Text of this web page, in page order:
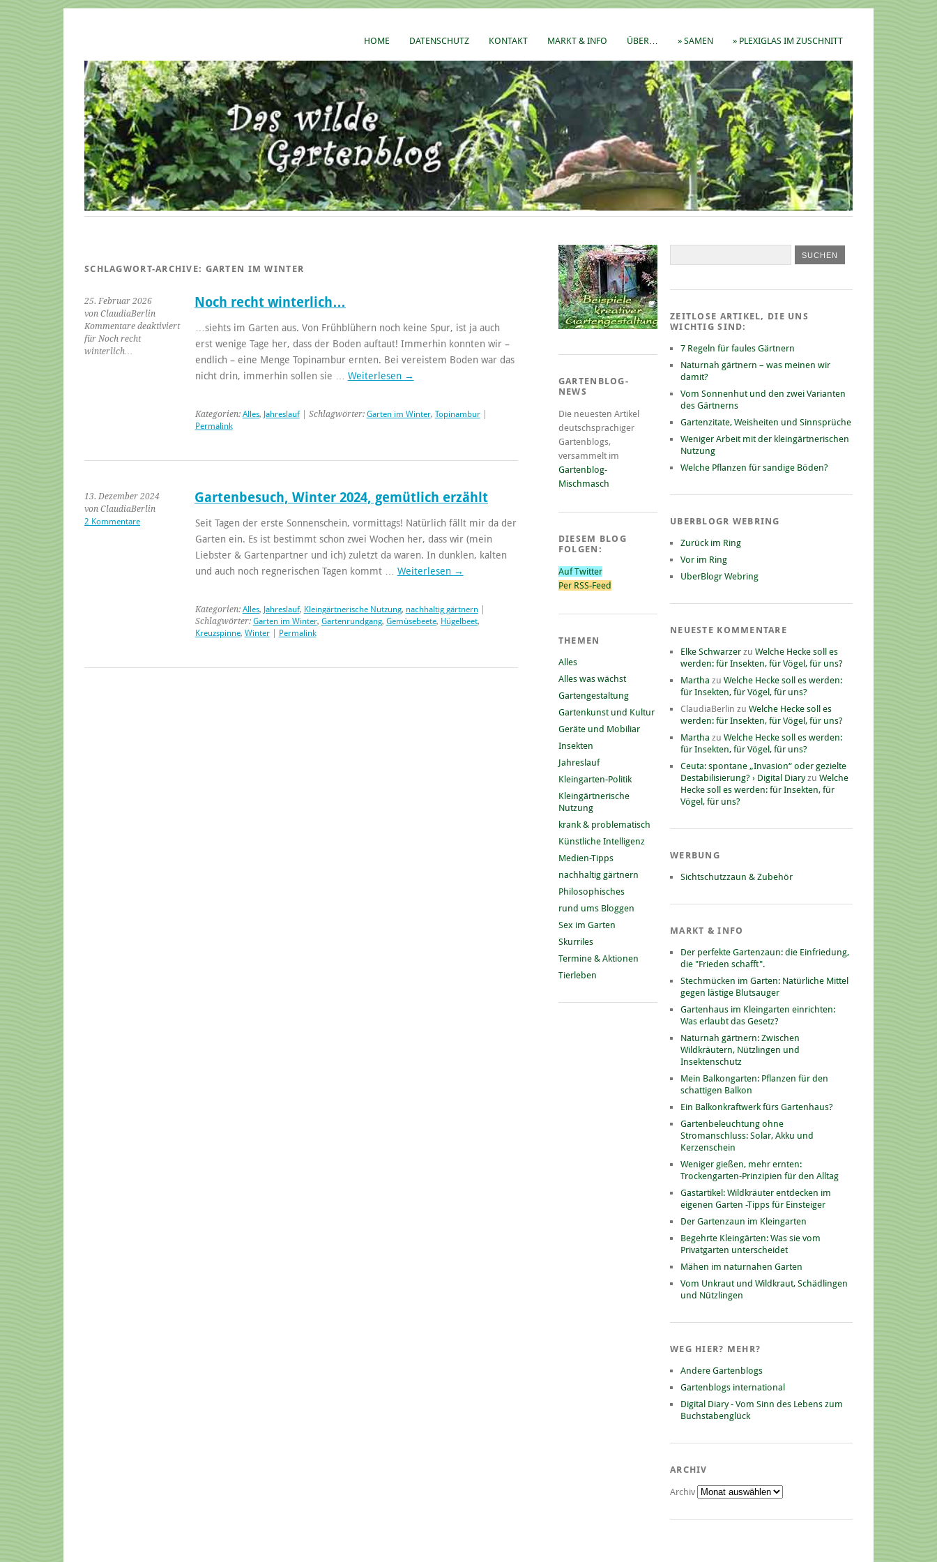
HOME DATENSCHUTZ KONTAKT MARKT & INFO ÜBER… » SAMEN » PLEXIGLAS IM ZUSCHNITT
SCHLAGWORT-ARCHIVE: GARTEN IM WINTER
25. Februar 2026
von ClaudiaBerlin
Kommentare deaktiviert
für Noch recht
winterlich…
Noch recht winterlich…
…siehts im Garten aus. Von Frühblühern noch keine Spur, ist ja auch
erst wenige Tage her, dass der Boden auftaut! Immerhin konnten wir –
endlich – eine Menge Topinambur ernten. Bei vereistem Boden war das
nicht drin, immerhin sollen sie … Weiterlesen →
Kategorien: Alles, Jahreslauf| Schlagwörter: Garten im Winter, Topinambur|
Permalink
13. Dezember 2024
von ClaudiaBerlin
2 Kommentare
Gartenbesuch, Winter 2024, gemütlich erzählt
Seit Tagen der erste Sonnenschein, vormittags! Natürlich fällt mir da der
Garten ein. Es ist bestimmt schon zwei Wochen her, dass wir (mein
Liebster & Gartenpartner und ich) zuletzt da waren. In dunklen, kalten
und auch noch regnerischen Tagen kommt … Weiterlesen →
Kategorien: Alles, Jahreslauf, Kleingärtnerische Nutzung, nachhaltig gärtnern|
Schlagwörter: Garten im Winter, Gartenrundgang, Gemüsebeete, Hügelbeet,
Kreuzspinne, Winter| Permalink
GARTENBLOG-
NEWS
Die neuesten Artikel
deutschsprachiger
Gartenblogs,
versammelt im
Gartenblog-
Mischmasch
DIESEM BLOG
FOLGEN:
Auf Twitter
Per RSS-Feed
THEMEN
Alles
Alles was wächst
Gartengestaltung
Gartenkunst und Kultur
Geräte und Mobiliar
Insekten
Jahreslauf
Kleingarten-Politik
Kleingärtnerische
Nutzung
krank & problematisch
Künstliche Intelligenz
Medien-Tipps
nachhaltig gärtnern
Philosophisches
rund ums Bloggen
Sex im Garten
Skurriles
Termine & Aktionen
Tierleben
ZEITLOSE ARTIKEL, DIE UNS
WICHTIG SIND:
7 Regeln für faules Gärtnern
Naturnah gärtnern – was meinen wir
damit?
Vom Sonnenhut und den zwei Varianten
des Gärtnerns
Gartenzitate, Weisheiten und Sinnsprüche
Weniger Arbeit mit der kleingärtnerischen
Nutzung
Welche Pflanzen für sandige Böden?
UBERBLOGR WEBRING
Zurück im Ring
Vor im Ring
UberBlogr Webring
NEUESTE KOMMENTARE
Elke Schwarzer zu Welche Hecke soll es
werden: für Insekten, für Vögel, für uns?
Martha zu Welche Hecke soll es werden:
für Insekten, für Vögel, für uns?
ClaudiaBerlin zu Welche Hecke soll es
werden: für Insekten, für Vögel, für uns?
Martha zu Welche Hecke soll es werden:
für Insekten, für Vögel, für uns?
Ceuta: spontane „Invasion“ oder gezielte
Destabilisierung? › Digital Diaryzu Welche
Hecke soll es werden: für Insekten, für
Vögel, für uns?
WERBUNG
Sichtschutzzaun & Zubehör
MARKT & INFO
Der perfekte Gartenzaun: die Einfriedung,
die "Frieden schafft".
Stechmücken im Garten: Natürliche Mittel
gegen lästige Blutsauger
Gartenhaus im Kleingarten einrichten:
Was erlaubt das Gesetz?
Naturnah gärtnern: Zwischen
Wildkräutern, Nützlingen und
Insektenschutz
Mein Balkongarten: Pflanzen für den
schattigen Balkon
Ein Balkonkraftwerk fürs Gartenhaus?
Gartenbeleuchtung ohne
Stromanschluss: Solar, Akku und
Kerzenschein
Weniger gießen, mehr ernten:
Trockengarten-Prinzipien für den Alltag
Gastartikel: Wildkräuter entdecken im
eigenen Garten -Tipps für Einsteiger
Der Gartenzaun im Kleingarten
Begehrte Kleingärten: Was sie vom
Privatgarten unterscheidet
Mähen im naturnahen Garten
Vom Unkraut und Wildkraut, Schädlingen
und Nützlingen
WEG HIER? MEHR?
Andere Gartenblogs
Gartenblogs international
Digital Diary - Vom Sinn des Lebens zum
Buchstabenglück
ARCHIV
Archiv